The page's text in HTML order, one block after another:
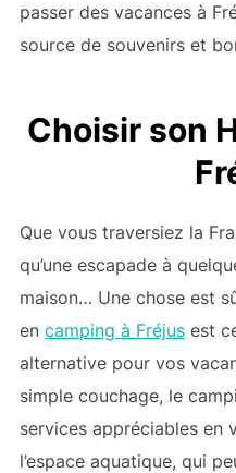
passer des vacances à
source de souvenirs et
Choisir son
Que vous traversiez la
qu’une escapade à
maison… Une chose est
en camping à Fréjusest
alternative pour vos
simple couchage, le
services appréciables en
l’espace aquatique, qui